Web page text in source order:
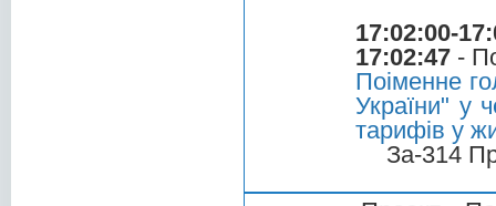
17:02:00-
17:02:47 -
Поіменне
України" у
тарифів у
За-314